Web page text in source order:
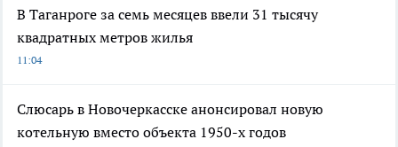
В Таганроге за семь месяцев ввели 31 тысячу
квадратных метров жилья
11:04
Слюсарь в Новочеркасске анонсировал новую
котельную вместо объекта 1950-х годов